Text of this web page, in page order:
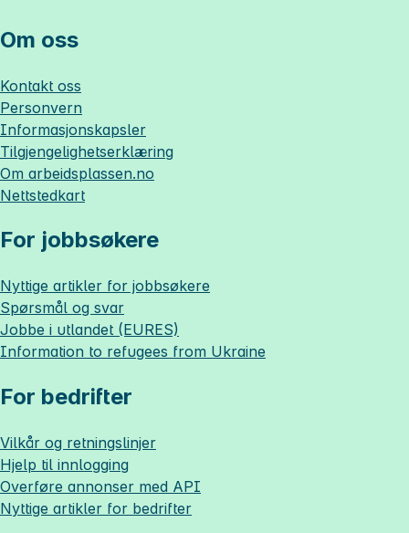
Om oss
Kontakt oss
Personvern
Informasjonskapsler
Tilgjengelighetserklæring
Om arbeidsplassen.no
Nettstedkart
For jobbsøkere
Nyttige artikler for jobbsøkere
Spørsmål og svar
Jobbe i utlandet (EURES)
Information to refugees from Ukraine
For bedrifter
Vilkår og retningslinjer
Hjelp til innlogging
Overføre annonser med API
Nyttige artikler for bedrifter